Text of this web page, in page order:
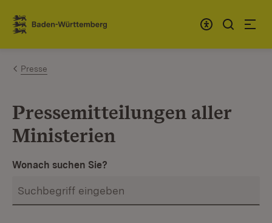
Zum Inhalt springen
Link zur Startseite
Presse
Pressemitteilungen aller
Ministerien
Wonach suchen Sie?